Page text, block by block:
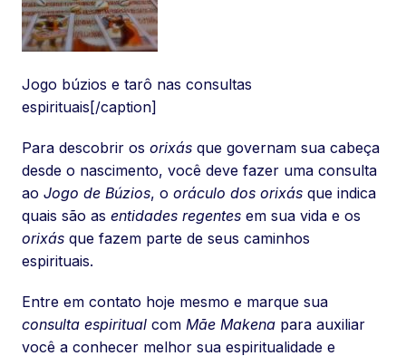
Jogo búzios e tarô nas consultas
espirituais[/caption]
Para descobrir os orixás que governam sua cabeça
desde o nascimento, você deve fazer uma consulta
ao Jogo de Búzios, o oráculo dos orixás que indica
quais são as entidades regentes em sua vida e os
orixás que fazem parte de seus caminhos
espirituais.
Entre em contato hoje mesmo e marque sua
consulta espiritual com Mãe Makena para auxiliar
você a conhecer melhor sua espiritualidade e